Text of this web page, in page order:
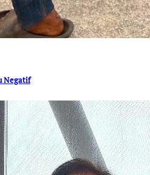
Negatif